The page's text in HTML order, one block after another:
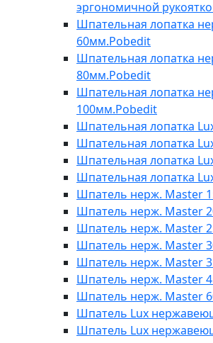
эргономичной
Шпательная лопатка
60мм.Pobedit
Шпательная лопатка
80мм.Pobedit
Шпательная лопатка
100мм.Pobedit
Шпательная лопатка
Шпательная лопатка
Шпательная лопатка
Шпательная лопатка
Шпатель нерж. Master
Шпатель нерж. Master
Шпатель нерж. Master
Шпатель нерж. Master
Шпатель нерж. Master
Шпатель нерж. Master
Шпатель нерж. Master
Шпатель Lux
Шпатель Lux